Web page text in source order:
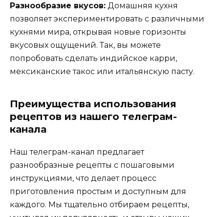
Разнообразие вкусов: Домашняя кухня
позволяет экспериментировать с различными
кухнями мира, открывая новые горизонты
вкусовых ощущений. Так, вы можете
попробовать сделать индийское карри,
мексиканские такос или итальянскую пасту.
Преимущества использования
рецептов из нашего телеграм-
канала
Наш телеграм-канал предлагает
разнообразные рецепты с пошаговыми
инструкциями, что делает процесс
приготовления простым и доступным для
каждого. Мы тщательно отбираем рецепты,